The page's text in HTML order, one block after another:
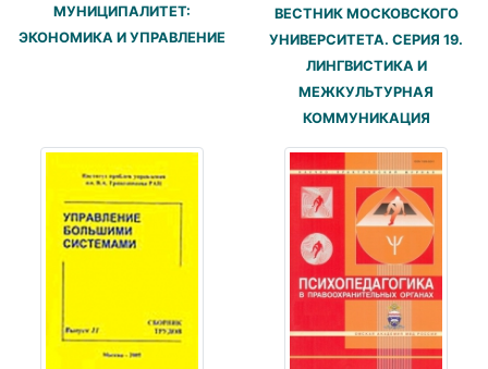
МУНИЦИПАЛИТЕТ:
ЭКОНОМИКА И УПРАВЛЕНИЕ
ВЕСТНИК МОСКОВСКОГО
УНИВЕРСИТЕТА. СЕРИЯ 19.
ЛИНГВИСТИКА И
МЕЖКУЛЬТУРНАЯ
КОММУНИКАЦИЯ